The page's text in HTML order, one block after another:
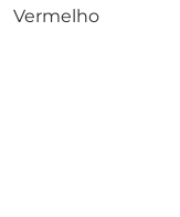
Vermelho